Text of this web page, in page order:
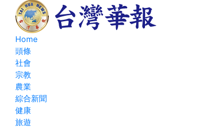
Home
頭條
社會
宗教
農業
綜合新聞
健康
旅遊